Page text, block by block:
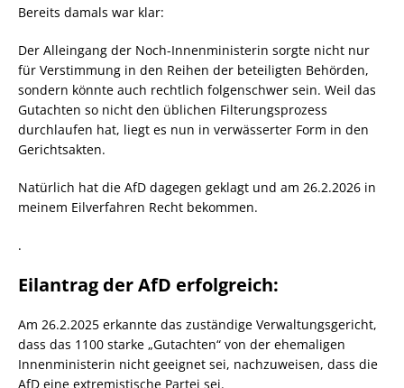
Bereits damals war klar:
Der Alleingang der Noch-Innenministerin sorgte nicht nur
für Verstimmung in den Reihen der beteiligten Behörden,
sondern könnte auch rechtlich folgenschwer sein. Weil das
Gutachten so nicht den üblichen Filterungsprozess
durchlaufen hat, liegt es nun in verwässerter Form in den
Gerichtsakten.
Natürlich hat die AfD dagegen geklagt und am 26.2.2026 in
meinem Eilverfahren Recht bekommen.
.
Eilantrag der AfD erfolgreich:
Am 26.2.2025 erkannte das zuständige Verwaltungsgericht,
dass das 1100 starke „Gutachten“ von der ehemaligen
Innenministerin nicht geeignet sei, nachzuweisen, dass die
AfD eine extremistische Partei sei.